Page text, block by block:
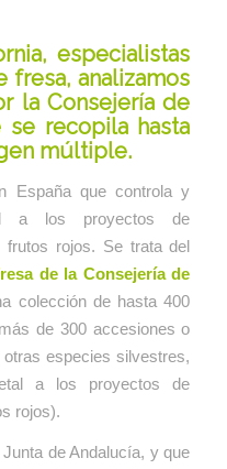
especialistas
fresa, analizamos
la Consejería de
recopila hasta
múltiple.
España que controla y
a los proyectos de
frutos rojos. Se trata del
de la Consejería de
colección de hasta 400
de 300 accesiones o
especies silvestres,
a los proyectos de
rojos).
de Andalucía, y que